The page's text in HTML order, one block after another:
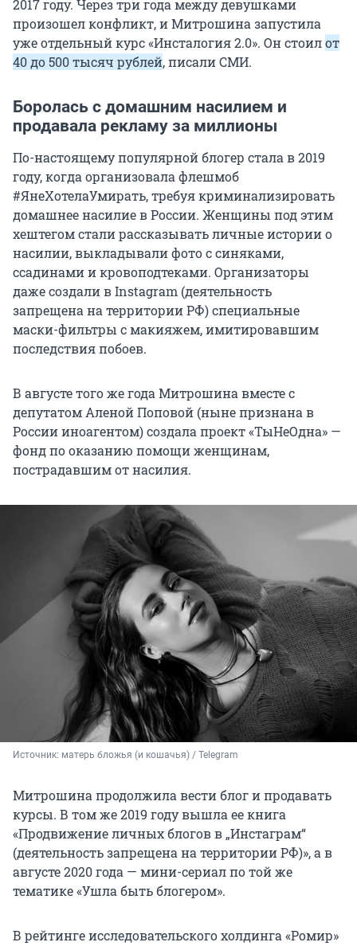
2017 году. Через три года между девушками
произошел конфликт, и Митрошина запустила
уже отдельный курс «Инсталогия 2.0». Он стоилот
40 до500 тысяч рублей, писали СМИ.
Боролась с домашним насилием и
продавала рекламу за миллионы
По-настоящему популярной блогер стала в 2019
году, когда организовала флешмоб
#ЯнеХотелаУмирать, требуя криминализировать
домашнее насилие в России. Женщины под этим
хештегом стали рассказывать личные истории о
насилии, выкладывали фото с синяками,
ссадинами и кровоподтеками. Организаторы
даже создали в Instagram (деятельность
запрещена на территории РФ) специальные
маски-фильтры с макияжем, имитировавшим
последствия побоев.
В августе того же года Митрошина вместе с
депутатом Аленой Поповой (ныне признана в
России иноагентом) создала проект «ТыНеОдна» —
фонд по оказанию помощи женщинам,
пострадавшим от насилия.
Источник: матерь бложья (и кошачья) / Telegram
Митрошина продолжила вести блог и продавать
курсы. В том же 2019 году вышла ее книга
«Продвижение личных блогов в „Инстаграм“
(деятельность запрещена на территории РФ)», а в
августе 2020 года — мини-сериал по той же
тематике «Ушла быть блогером».
В рейтинге исследовательского холдинга «Ромир»